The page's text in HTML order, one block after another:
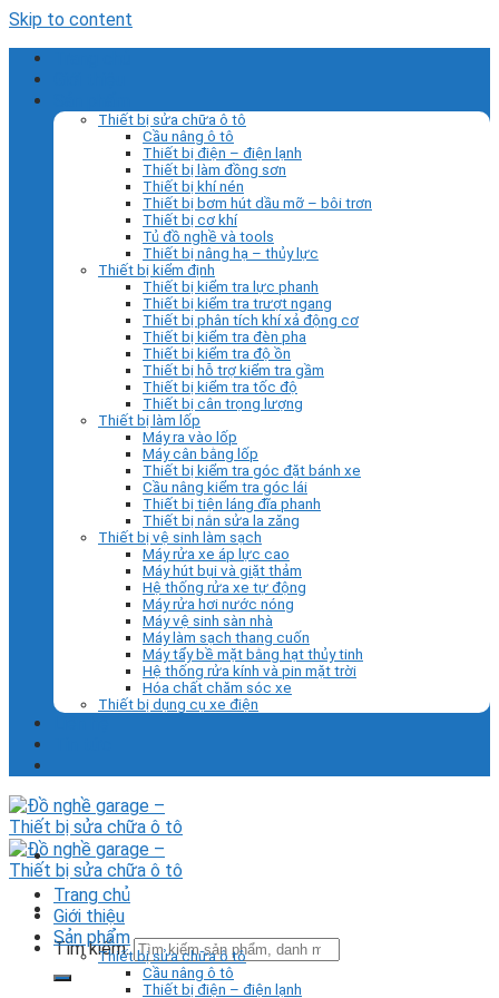
Skip to content
Thiết bị sửa chữa ô tô
Cầu nâng ô tô
Thiết bị điện – điện lạnh
Thiết bị làm đồng sơn
Thiết bị khí nén
Thiết bị bơm hút dầu mỡ – bôi trơn
Thiết bị cơ khí
Tủ đồ nghề và tools
Thiết bị nâng hạ – thủy lực
Thiết bị kiểm định
Thiết bị kiểm tra lực phanh
Thiết bị kiểm tra trượt ngang
Thiết bị phân tích khí xả động cơ
Thiết bị kiểm tra đèn pha
Thiết bị kiểm tra độ ồn
Thiết bị hỗ trợ kiểm tra gầm
Thiết bị kiểm tra tốc độ
Thiết bị cân trọng lượng
Thiết bị làm lốp
Máy ra vào lốp
Máy cân bằng lốp
Thiết bị kiểm tra góc đặt bánh xe
Cầu nâng kiểm tra góc lái
Thiết bị tiện láng đĩa phanh
Thiết bị nắn sửa la zăng
Thiết bị vệ sinh làm sạch
Máy rửa xe áp lực cao
Máy hút bụi và giặt thảm
Hệ thống rửa xe tự động
Máy rửa hơi nước nóng
Máy vệ sinh sàn nhà
Máy làm sạch thang cuốn
Máy tẩy bề mặt bằng hạt thủy tinh
Hệ thống rửa kính và pin mặt trời
Hóa chất chăm sóc xe
Thiết bị dụng cụ xe điện
Tìm kiếm:
Trang chủ
Giới thiệu
Sản phẩm
Thiết bị sửa chữa ô tô
Cầu nâng ô tô
Thiết bị điện – điện lạnh